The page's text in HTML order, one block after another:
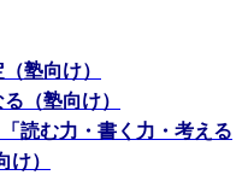
塾向け）
（塾向け）
読む力・書く力・考える
）